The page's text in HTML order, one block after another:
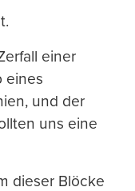
einer
eines
und der
uns eine
dieser Blöcke